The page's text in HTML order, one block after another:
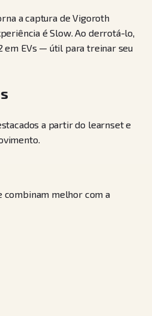
a captura de Vigoroth
é Slow. Ao derrotá-lo,
em EVs — útil para treinar seu
a partir do learnset e
combinam melhor com a